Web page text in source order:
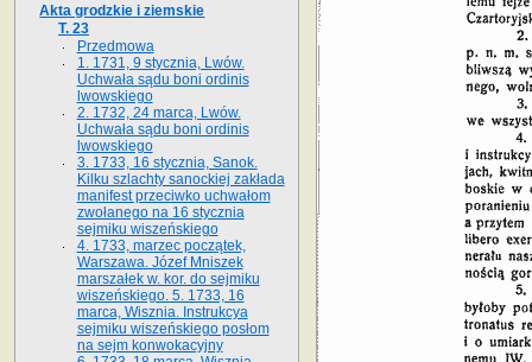
Akta grodzkie i ziemskie
T. 23
Przedmowa
1. 1731, 9 stycznia, Lwów.
Uchwała sądu boni ordinis
lwowskiego
2. 1732, 24 marca, Lwów.
Uchwała sądu boni ordinis
lwowskiego
3. 1733, 16 stycznia, Sanok.
Kilku szlachty sanockiej zakłada
manifest przeciwko uchwałom
zwołanego na 16 stycz­nia
sejmiku wiszeńskiego
4. 1733, marzec początek,
Warszawa. Józef Mniszek
marszałek w. kor. do sejmiku
wiszeńskiego. 5. 1733, 16
marca, Wisznia. Instrukcya
sejmiku wiszeńskiego posłom
na sejm konwokacyjny